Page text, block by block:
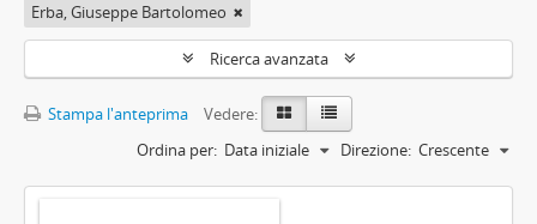
Erba, Giuseppe Bartolomeo
Ricerca avanzata
Stampa l'anteprima
Vedere:
Ordina per: Data iniziale Direzione: Crescente